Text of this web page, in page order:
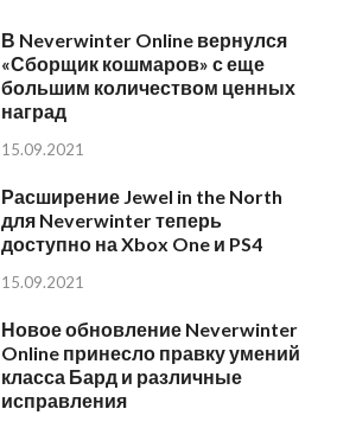
В Neverwinter Online вернулся
«Сборщик кошмаров» с еще
большим количеством ценных
наград
15.09.2021
Расширение Jewel in the North
для Neverwinter теперь
доступно на Xbox One и PS4
15.09.2021
Новое обновление Neverwinter
Online принесло правку умений
класса Бард и различные
исправления